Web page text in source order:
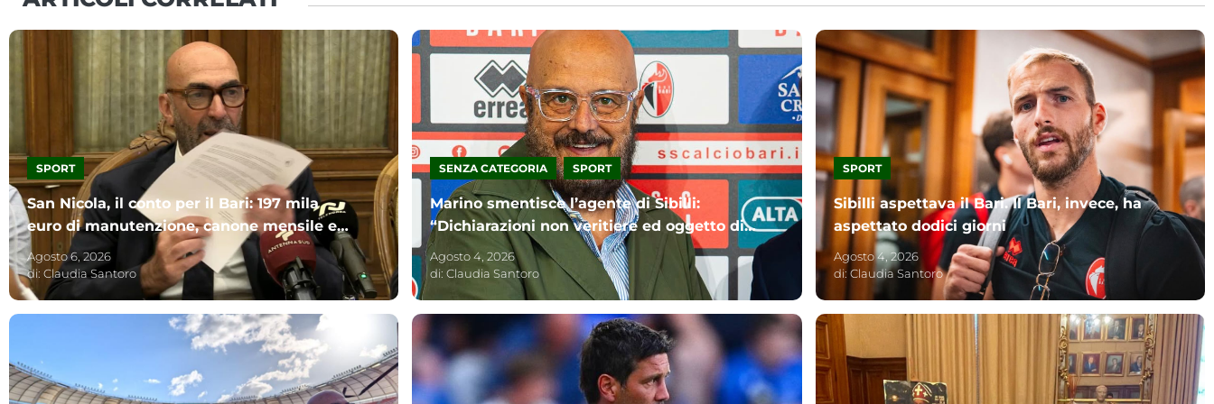
SPORT
San Nicola, il conto per il Bari: 197 mila
euro di manutenzione, canone mensile e
incasso Inter-Betis al Comune
Agosto 6, 2026
di: Claudia Santoro
SENZA CATEGORIA , SPORT
Marino smentisce l’agente di Sibilli:
“Dichiarazioni non veritiere ed oggetto di
incomprensibile strumentalizzazione”
Agosto 4, 2026
di:Claudia Santoro
SPORT
Sibilli aspettava il Bari. Il Bari, invece, ha
aspettato dodici giorni
Agosto 4, 2026
di: Claudia Santoro